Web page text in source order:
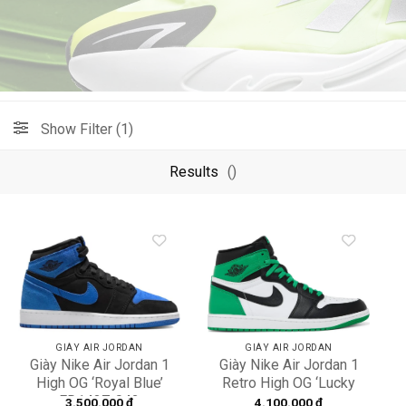
Show Filter (1)
Results ()
wishlist
GIÀY AIR JORDAN
Giày Nike Air Jordan 1
High OG ‘Royal Blue’
FD1437-042
3.500.000₫
wishlist
GIÀY AIR JORDAN
Giày Nike Air Jordan 1
Retro High OG ‘Lucky
Green’ DZ5485-031
4.100.000₫